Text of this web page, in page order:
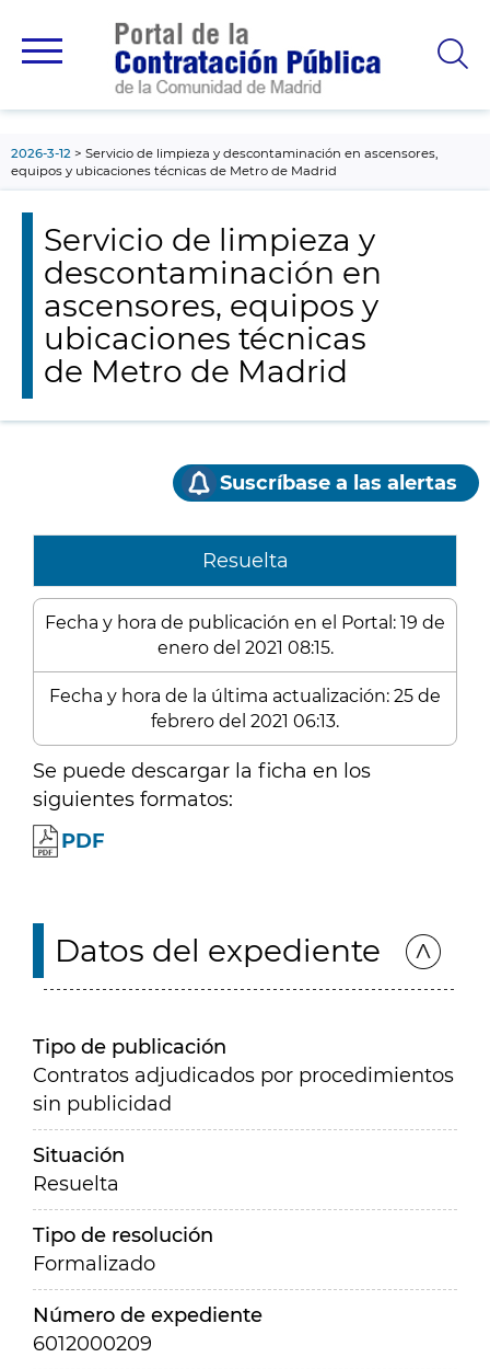
principal
2026-3-12
Servicio de limpieza y descontaminación en ascensores,
equipos y ubicaciones técnicas de Metro de Madrid
Servicio de limpieza y
descontaminación en
ascensores, equipos y
ubicaciones técnicas
de Metro de Madrid
Suscríbase a las alertas
Resuelta
Fecha y hora de publicación en el Portal: 19 de
enero del 2021 08:15.
Fecha y hora de la última actualización: 25 de
febrero del 2021 06:13.
Se puede descargar la ficha en los
siguientes formatos:
PDF
Datos del expediente
Tipo de publicación
Contratos adjudicados por procedimientos
sin publicidad
Situación
Resuelta
Tipo de resolución
Formalizado
Número de expediente
6012000209